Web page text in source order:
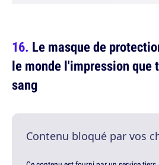
Le masque de
le monde l'impression que
sang
Contenu bloqué par vos